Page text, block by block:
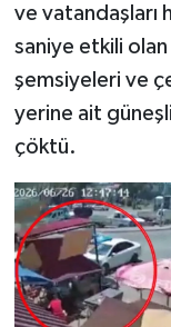
ve vatandaşları
saniye etkili
şemsiyeleri ve
yerine ait
çöktü.